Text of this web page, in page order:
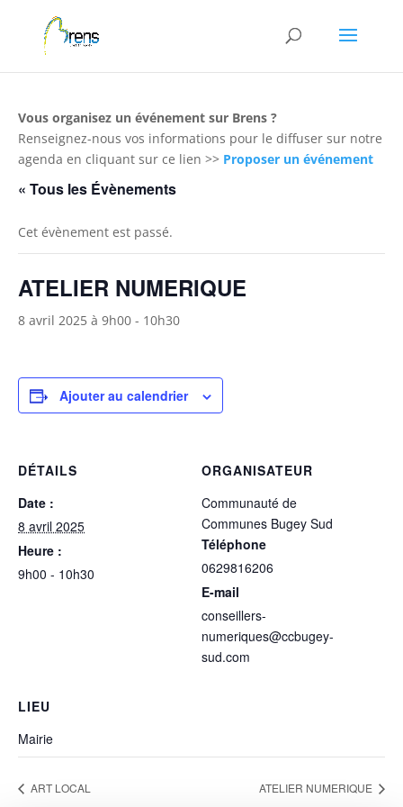
Vous organisez un événement sur Brens ?
Renseignez-nous vos informations pour le diffuser sur notre
agenda en cliquant sur ce lien >> Proposer un événement
« Tous les Évènements
Cet évènement est passé.
ATELIER NUMERIQUE
8 avril 2025 à 9h00 - 10h30
Ajouter au calendrier
DÉTAILS
Date :
8 avril 2025
Heure :
9h00 - 10h30
ORGANISATEUR
Communauté de
Communes Bugey Sud
Téléphone
0629816206
E-mail
conseillers-
numeriques@ccbugey-
sud.com
LIEU
Mairie
ART LOCAL ATELIER NUMERIQUE